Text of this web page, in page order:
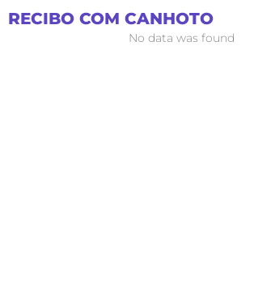
para
RECIBO COM CANHOTO
No data was found